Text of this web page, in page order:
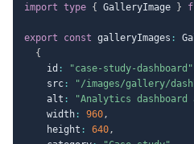
import type { GalleryImage }
export const galleryImages :
{
    id
: "case-study-dashboard"
    src
: "/images/gallery/
    alt
:
"Analytics
    width
: 960,
    height
: 640,